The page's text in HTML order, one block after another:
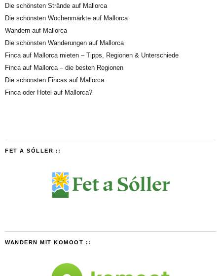
Die schönsten Strände auf Mallorca
Die schönsten Wochenmärkte auf Mallorca
Wandern auf Mallorca
Die schönsten Wanderungen auf Mallorca
Finca auf Mallorca mieten – Tipps, Regionen & Unterschiede
Finca auf Mallorca – die besten Regionen
Die schönsten Fincas auf Mallorca
Finca oder Hotel auf Mallorca?
FET A SÓLLER ::
WANDERN MIT KOMOOT ::